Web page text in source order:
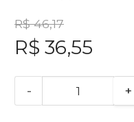
R$ 46,17
R$ 36,55
- +